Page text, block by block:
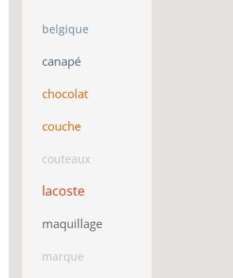
belgique
canapé
chocolat
couche
couteaux
lacoste
maquillage
marque